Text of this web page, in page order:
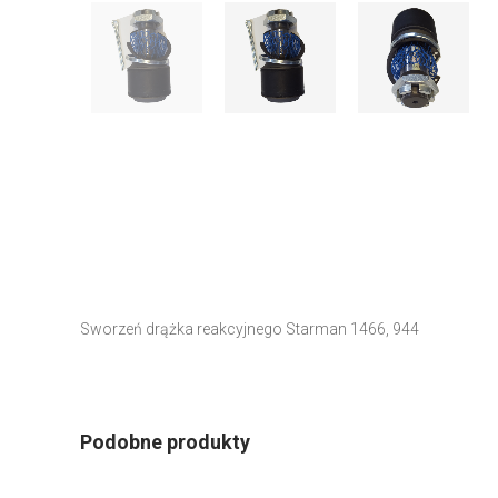
Sworzeń drążka reakcyjnego Starman 1466, 944
Podobne produkty